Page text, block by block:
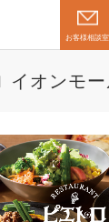
お客様相談室
イオンモ